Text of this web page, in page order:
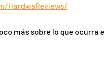
HardwaReviews/
más sobre lo que